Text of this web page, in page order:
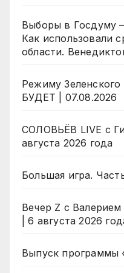
Выборы в Госдуму
Как использовали
области.
Режиму
БУДЕТ | 07.08.2026
СОЛОВЬЁВ LIVE с
августа 2026 года
Большая игра.
Вечер Z с
| 6 августа 2026
Выпуск программы